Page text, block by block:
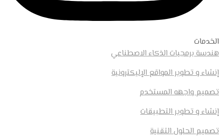
الخدمات
هندسة برمجيات الذكاء الاصطناعي
إنشاء و تطوير المواقع الإليكترونية
تصميم واجهه المستخدم
إنشاء و تطوير التطبيقات
تصميم الحلول التقنية